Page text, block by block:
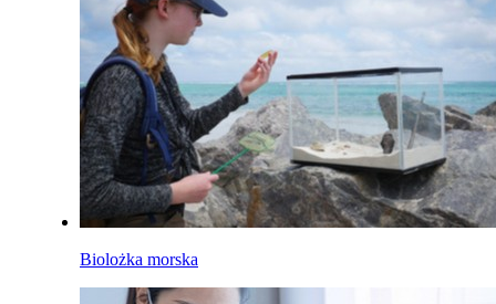
Biolożka morska